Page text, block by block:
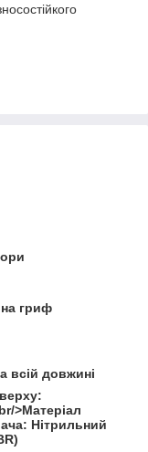
гриф
всій довжині
>Матеріал
Нітрильний